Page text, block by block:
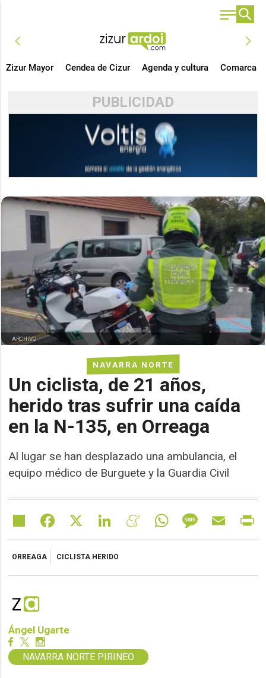
chevron_left chevron_right
Zizur Mayor Cendea de Cizur Agenda y cultura Comarca
PUBLICIDAD
NAVARRA NORTE
Un ciclista, de 21 años,
herido tras sufrir una caída
en la N-135, en Orreaga
Al lugar se han desplazado una ambulancia, el
equipo médico de Burguete y la Guardia Civil
ARCHIVO
Share Facebook LinkedIn MeneameWhatsAppMessageEmail
ORREAGA CICLISTA HERIDO
Ángel Ugarte
NAVARRA NORTE PIRINEO